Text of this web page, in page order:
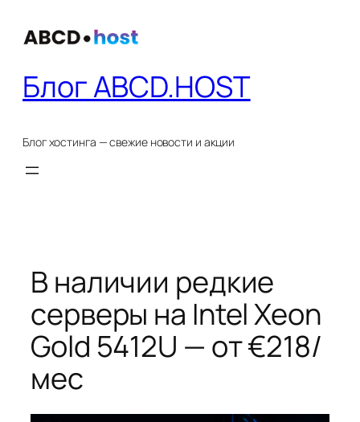
Блог ABCD.HOST
Блог хостинга — свежие новости и акции
В наличии редкие
серверы на Intel Xeon
Gold 5412U — от €218/
мес